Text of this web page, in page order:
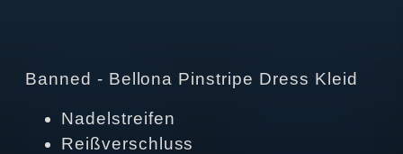
Banned - Bellona Pinstripe Dress Kleid
Nadelstreifen
Reißverschluss